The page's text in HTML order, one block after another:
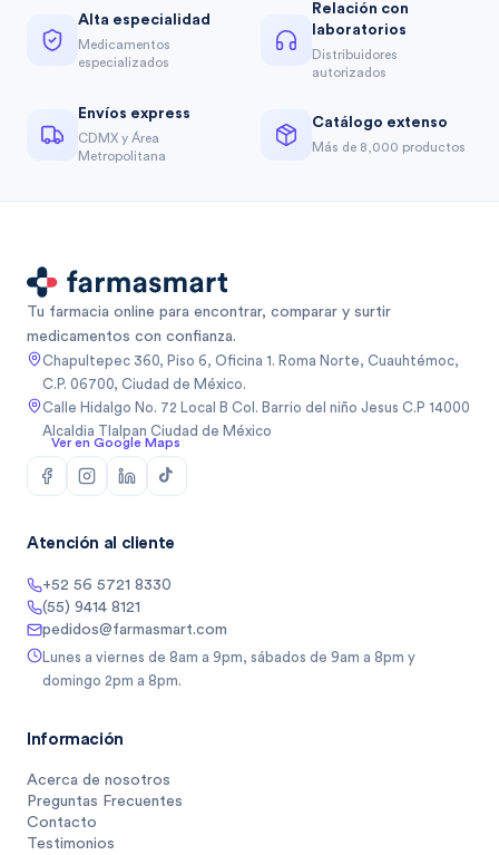
Alta especialidad
Medicamentos
especializados
Relación con
laboratorios
Distribuidores
autorizados
Envíos express
CDMX y Área
Metropolitana
Catálogo extenso
Más de 8,000 productos
Tu farmacia online para encontrar, comparar y surtir
medicamentos con confianza.
Chapultepec 360, Piso 6, Oficina 1. Roma Norte, Cuauhtémoc,
C.P. 06700, Ciudad de México.
Calle Hidalgo No. 72 Local B Col. Barrio del niño Jesus C.P 14000
Alcaldia Tlalpan Ciudad de México
Ver en Google Maps
Atención al cliente
+52 56 5721 8330
(55) 9414 8121
pedidos@farmasmart.com
Lunes a viernes de 8am a 9pm, sábados de 9am a 8pm y
domingo 2pm a 8pm.
Información
Acerca de nosotros
Preguntas Frecuentes
Contacto
Testimonios